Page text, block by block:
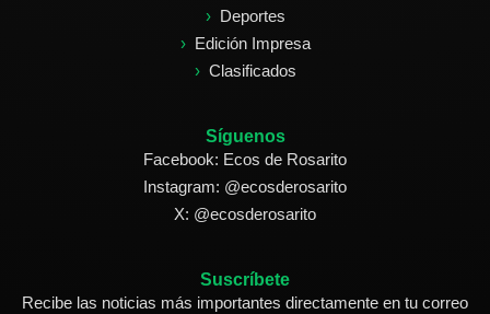
Deportes
Edición Impresa
Clasificados
Síguenos
Facebook: Ecos de Rosarito
Instagram: @ecosderosarito
X: @ecosderosarito
Suscríbete
Recibe las noticias más importantes directamente en tu correo